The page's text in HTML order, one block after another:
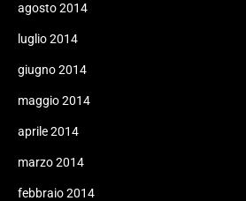
agosto 2014
luglio 2014
giugno 2014
maggio 2014
aprile 2014
marzo 2014
febbraio 2014